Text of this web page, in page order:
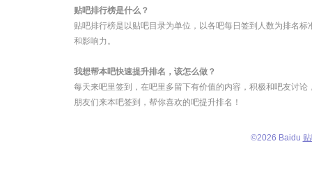
贴吧排行榜是什么？
贴吧排行榜是以贴吧目录为单位，以各吧每日签到人数为排名
和影响力。
我想帮本吧快速提升排名，该怎么做？
每天来吧里签到，在吧里多留下有价值的内容，积极和吧友讨
朋友们来本吧签到，帮你喜欢的吧提升排名！
©2026 Baidu